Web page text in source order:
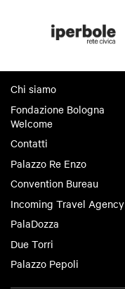
Chi siamo
Fondazione Bologna
Welcome
Contatti
Palazzo Re Enzo
Convention Bureau
Incoming Travel Agency
PalaDozza
Due Torri
Palazzo Pepoli